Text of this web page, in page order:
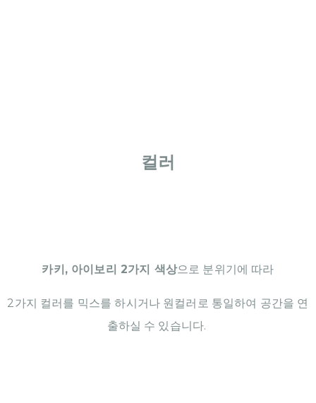
컬러
카키, 아이보리 2가지 색상으로 분위기에 따라
2가지 컬러를 믹스를 하시거나 원컬러로 통일하여 공간을 연
출하실 수 있습니다.